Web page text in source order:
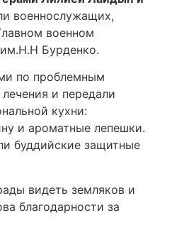
военнослужащих,
военном
Бурденко.
по проблемным
и передали
кухни:
и ароматные лепешки.
буддийские защитные
видеть земляков и
благодарности за